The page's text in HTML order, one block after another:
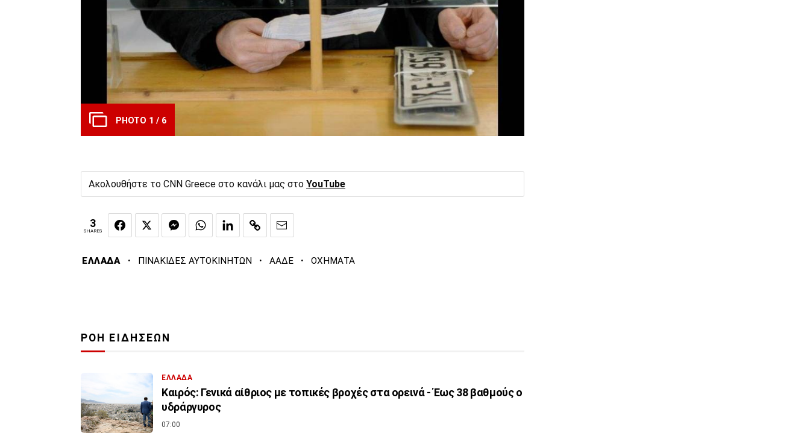
PHOTO 1 / 6
Ακολουθήστε το CNN Greece στο κανάλι μας στο YouTube
3
SHARES
ΕΛΛΑΔΑ · ΠΙΝΑΚΙΔΕΣ ΑΥΤΟΚΙΝΗΤΩΝ · ΑΑΔΕ · ΟΧΗΜΑΤΑ
ΡΟΗ ΕΙΔΗΣΕΩΝ
ΕΛΛΑΔΑ
Καιρός: Γενικά αίθριος με τοπικές βροχές στα ορεινά - Έως 38 βαθμούς ο
υδράργυρος
07:00